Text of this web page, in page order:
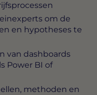
om de
en hypotheses te
van dashboards
Power BI of
methoden en